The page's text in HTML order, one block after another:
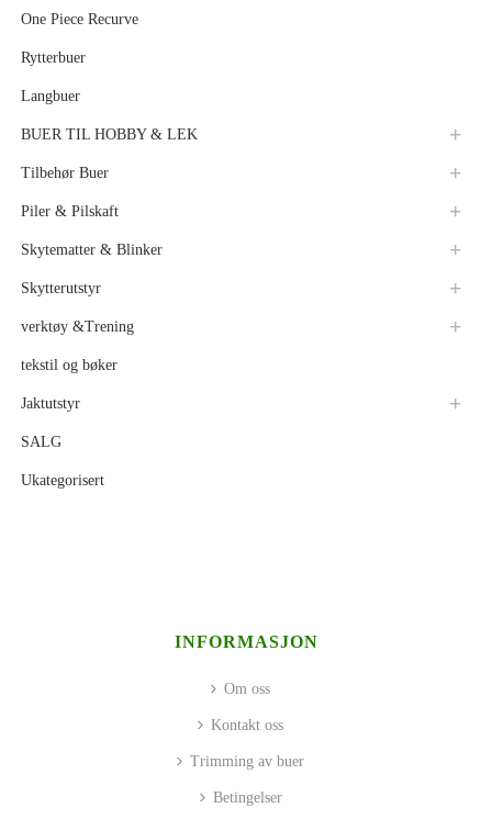
One Piece Recurve
Rytterbuer
Langbuer
BUER TIL HOBBY & LEK
Tilbehør Buer
Piler & Pilskaft
Skytematter & Blinker
Skytterutstyr
verktøy &Trening
tekstil og bøker
Jaktutstyr
SALG
Ukategorisert
INFORMASJON
Om oss
Kontakt oss
Trimming av buer
Betingelser